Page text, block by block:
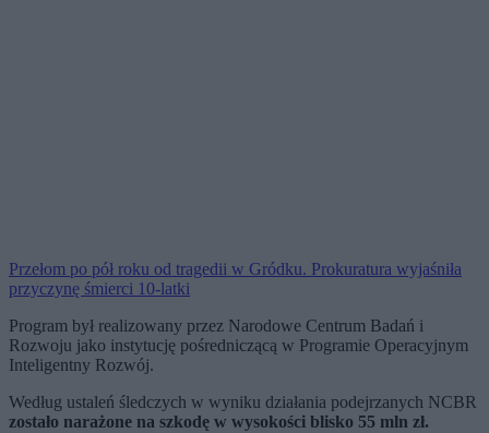
Przełom po pół roku od tragedii w Gródku. Prokuratura wyjaśniła
przyczynę śmierci 10-latki
Program był realizowany przez Narodowe Centrum Badań i
Rozwoju jako instytucję pośredniczącą w Programie Operacyjnym
Inteligentny Rozwój.
Według ustaleń śledczych w wyniku działania podejrzanych NCBR
zostało narażone na szkodę w wysokości blisko 55 mln zł.